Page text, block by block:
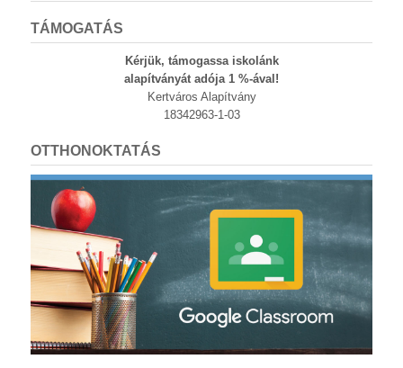
TÁMOGATÁS
Kérjük, támogassa iskolánk
alapítványát adója 1 %-ával!
Kertváros Alapítvány
18342963-1-03
OTTHONOKTATÁS